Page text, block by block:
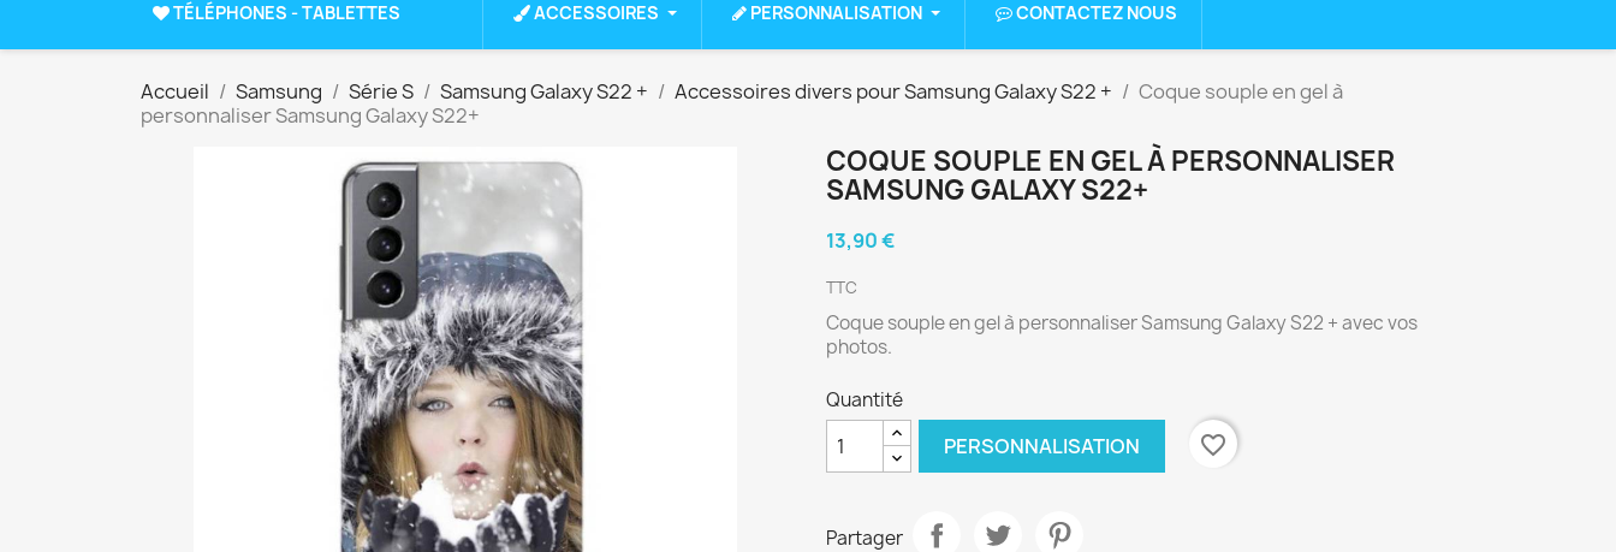
TÉLÉPHONES - TABLETTES ACCESSOIRES PERSONNALISATION CONTACTEZ NOUS
Accueil Samsung Série S Samsung Galaxy S22 + Accessoires divers pour Samsung Galaxy S22 +
Coque souple en gel à
personnaliser Samsung Galaxy S22+
COQUE SOUPLE EN GEL À PERSONNALISER
SAMSUNG GALAXY S22+
13,90 €
TTC
Coque souple en gel à personnaliser Samsung Galaxy S22 + avec vos
photos.
Quantité
PERSONNALISATION favorite_border
Partager